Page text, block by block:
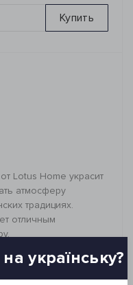
Купить
Lotus Home украсит
атмосферу
традициях.
отличным
українську?